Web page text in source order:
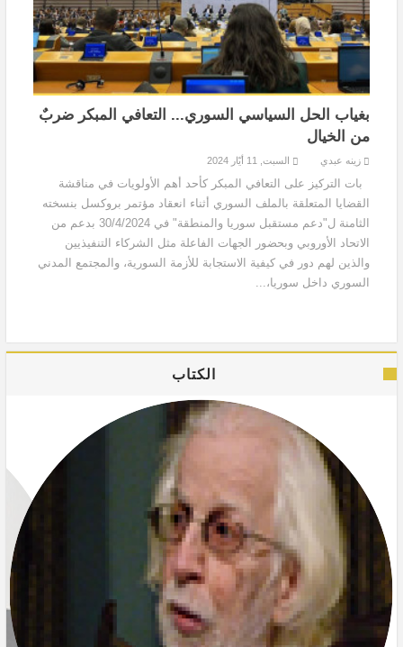
بغياب الحل السياسي السوري... التعافي المبكر ضربٌ
من الخيال
زينه عبدي السبت, 11 أيّار 2024
بات التركيز على التعافي المبكر كأحد أهم الأولويات في مناقشة
القضايا المتعلقة بالملف السوري أثناء انعقاد مؤتمر بروكسل بنسخته
الثامنة ل"دعم مستقبل سوريا والمنطقة" في 30/4/2024 بدعم من
الاتحاد الأوروبي وبحضور الجهات الفاعلة مثل الشركاء التنفيذيين
والذين لهم دور في كيفية الاستجابة للأزمة السورية، والمجتمع المدني
السوري داخل سوريا،...
الكتاب